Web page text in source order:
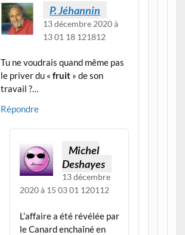
P. Jéhannin
13 décembre 2020 à
13 01 18 121812
Tu ne voudrais quand même pas
le priver du «fruit » de son
travail ?…
Répondre
Michel
Deshayes
13 décembre
2020 à 15 03 01 120112
L’affaire a été révélée par
le Canard enchaîné en